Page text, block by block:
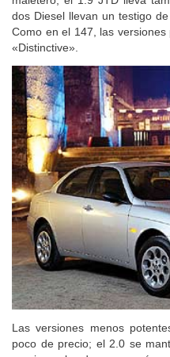
dos Diesel llevan un testigo
Como en el 147, las
«Distinctive».
Las versiones menos
poco de precio; el 2.0 se